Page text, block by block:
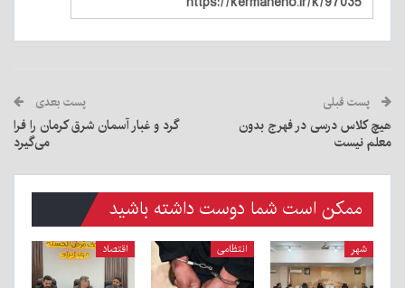
پست قبلی
هیچ کلاس درسی در فهرج بدون
معلم نیست
پست بعدی
گرد و غبار آسمان شرق کرمان را فرا
می‌گیرد
ممکن است شما دوست داشته باشید
شهر انتظامی اقتصاد